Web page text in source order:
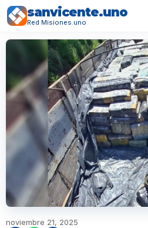
sanvicente.uno
Red Misiones.uno
noviembre 21, 2025